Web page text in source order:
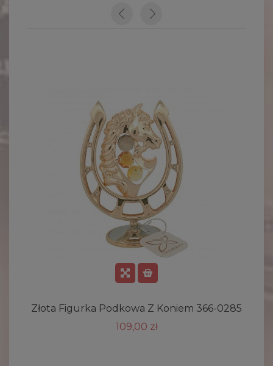
Złota Figurka Podkowa Z Koniem 366-0285
109,00 zł